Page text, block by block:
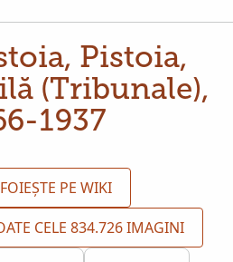
Pistoia,
(Tribunale),
1937
PE WIKI
CELE 834.726 IMAGINI